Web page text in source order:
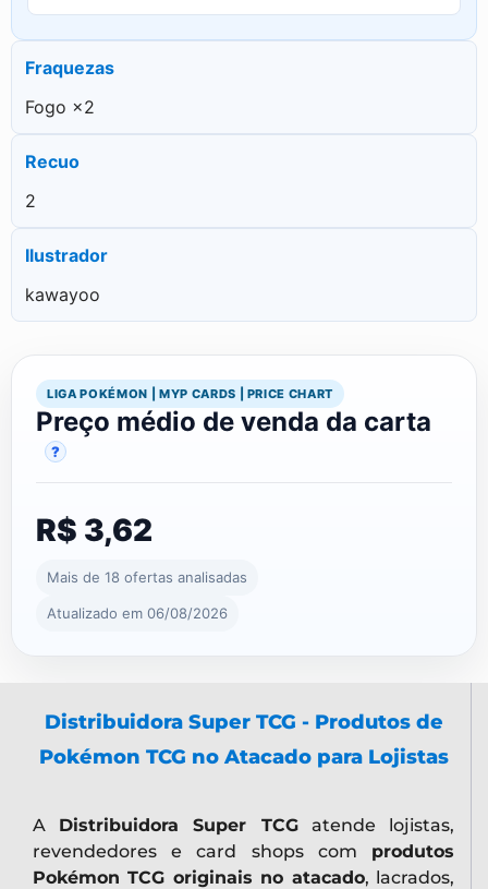
Fraquezas
Fogo ×2
Recuo
2
Ilustrador
kawayoo
LIGA POKÉMON | MYP CARDS | PRICE CHART
Preço médio de venda da carta
?
R$ 3,62
Mais de 18 ofertas analisadas
Atualizado em 06/08/2026
Distribuidora Super TCG - Produtos de
Pokémon TCG no Atacado para Lojistas
A Distribuidora Super TCGatende lojistas,
revendedores e card shops com produtos
Pokémon TCG originais no atacado, lacrados,